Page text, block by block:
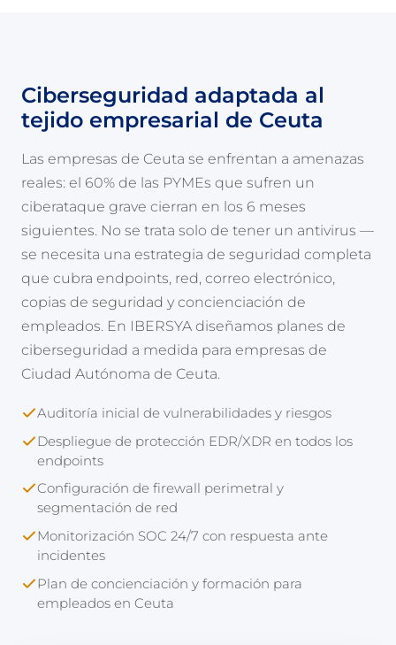
Ciberseguridad adaptada al
tejido empresarial de Ceuta
Las empresas de Ceuta se enfrentan a amenazas
reales: el 60% de las PYMEs que sufren un
ciberataque grave cierran en los 6 meses
siguientes. No se trata solo de tener un antivirus —
se necesita una estrategia de seguridad completa
que cubra endpoints, red, correo electrónico,
copias de seguridad y concienciación de
empleados. En IBERSYA diseñamos planes de
ciberseguridad a medida para empresas de
Ciudad Autónoma de Ceuta.
Auditoría inicial de vulnerabilidades y riesgos
Despliegue de protección EDR/XDR en todos los
endpoints
Configuración de firewall perimetral y
segmentación de red
Monitorización SOC 24/7 con respuesta ante
incidentes
Plan de concienciación y formación para
empleados en Ceuta